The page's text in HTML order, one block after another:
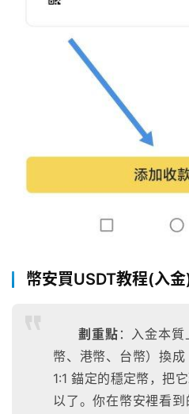
幣安買USDT教程(入金
劃重點 ：入金本
幣、港幣、台幣）換
1:1 錨定的穩定幣，把
以了。你在幣安裡看